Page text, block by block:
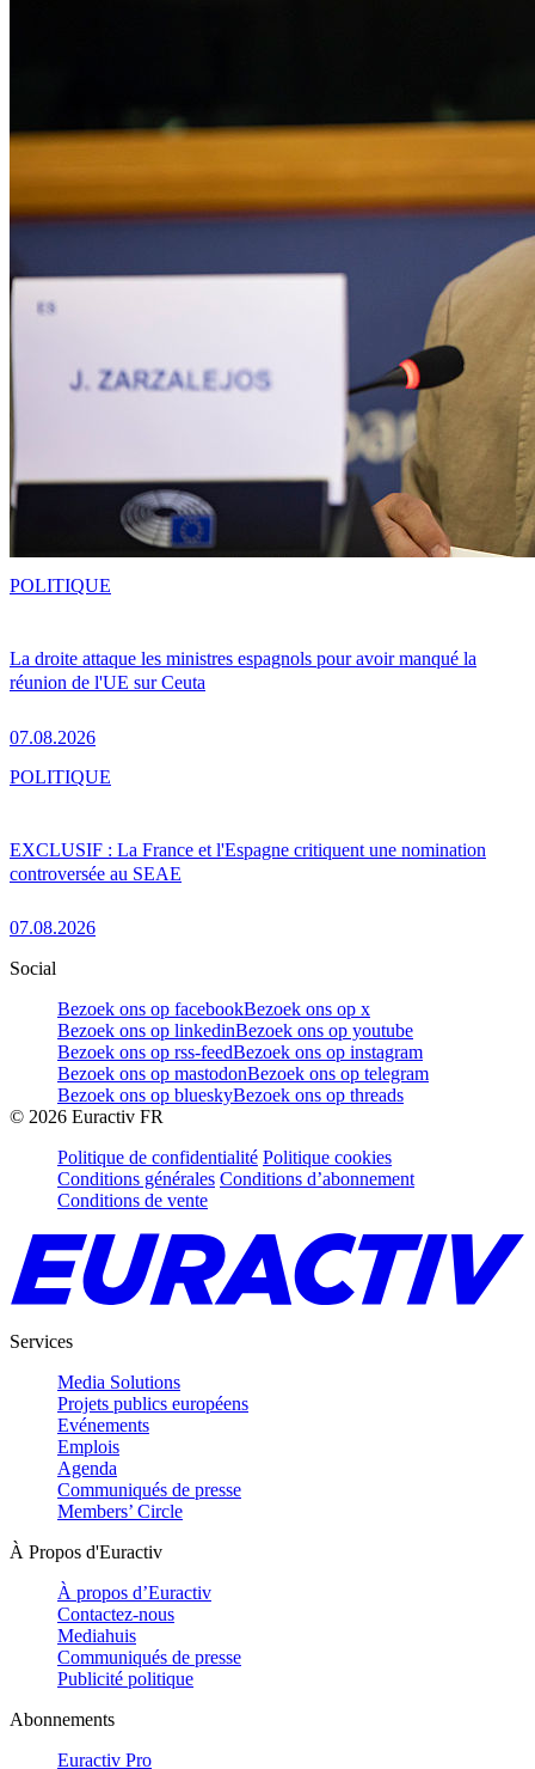
La droite attaque les ministres espagnols pour avoir manqué la
réunion de l'UE sur Ceuta
07.08.2026
POLITIQUE
EXCLUSIF : La France et l'Espagne critiquent une nomination
controversée au SEAE
07.08.2026
POLITIQUE
Social
Bezoek ons op facebookBezoek ons op x
Bezoek ons op linkedinBezoek ons op youtube
Bezoek ons op rss-feedBezoek ons op instagram
Bezoek ons op mastodonBezoek ons op telegram
Bezoek ons op blueskyBezoek ons op threads
© 2026 Euractiv FR
Politique de confidentialité Politique cookies
Conditions générales Conditions d’abonnement
Conditions de vente
Services
Media Solutions
Projets publics européens
Evénements
Emplois
Agenda
Communiqués de presse
Members’ Circle
À Propos d'Euractiv
À propos d’Euractiv
Contactez-nous
Mediahuis
Communiqués de presse
Publicité politique
Abonnements
Euractiv Pro